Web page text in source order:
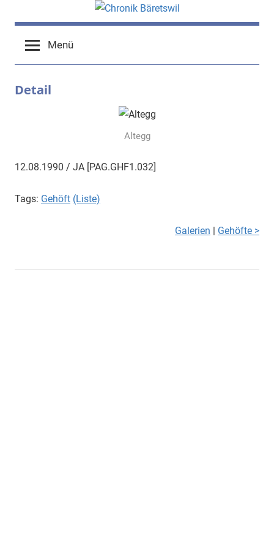
Inhalt
springenchronik-
baeretswil.ch
baeretswil.ch
Menü
Detail
Altegg
12.08.1990 / JA [PAG.GHF1.032]
Tags: Gehöft (Liste)
Galerien | Gehöfte >